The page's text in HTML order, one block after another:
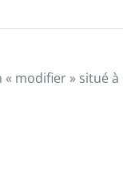
modifier » situé